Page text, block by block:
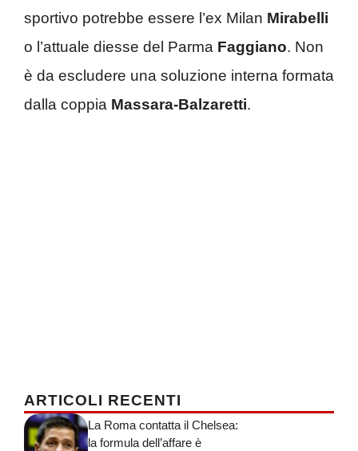
sportivo potrebbe essere l’ex Milan Mirabelli
o l’attuale diesse del Parma Faggiano. Non
è da escludere una soluzione interna formata
dalla coppia Massara-Balzaretti.
ARTICOLI RECENTI
La Roma contatta il Chelsea:
la formula dell’affare è